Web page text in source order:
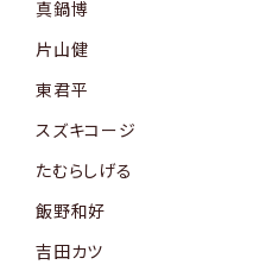
真鍋博
片山健
東君平
スズキコージ
たむらしげる
飯野和好
吉田カツ